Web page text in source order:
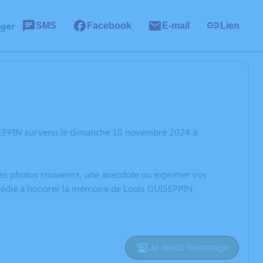
SMS Facebook E-mail Lien
survenu le dimanche 10 novembre 2024 à
photos souvenirs, une anecdote ou exprimer vos
à honorer la mémoire de Louis GUISEPPIN.
Je rends hommage